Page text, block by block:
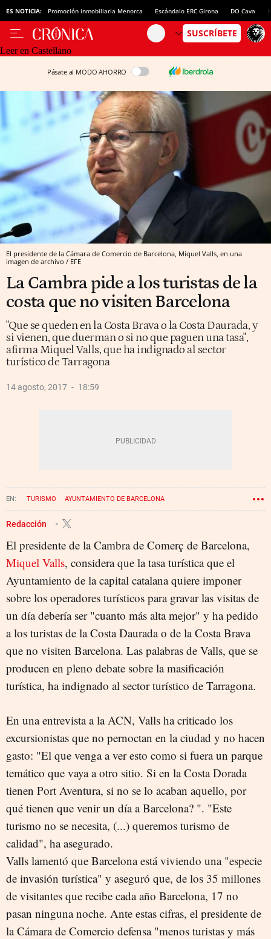
ES NOTICIA: Promoción inmobiliaria Menorca Escándalo ERC Girona DO Cava
Leer en Castellano
Pásate al MODO AHORRO
El presidente de la Cámara de Comercio de Barcelona, Miquel Valls, en una
imagen de archivo / EFE
La Cambra pide a los turistas de la
costa que no visiten Barcelona
"Que se queden en la Costa Brava o la Costa Daurada, y
si vienen, que duerman o si no que paguen una tasa",
afirma Miquel Valls, que ha indignado al sector
turístico de Tarragona
14 agosto, 2017 18:59
TURISMO AYUNTAMIENTO DE BARCELONA
CÁMARA DE COMERCIO DE BARCELONA
TURISMOFOBIA MIQUEL VALLS
Redacción
El presidente de la Cambra de Comerç de Barcelona,
Miquel Valls, considera que la tasa turística que el
Ayuntamiento de la capital catalana quiere imponer
sobre los operadores turísticos para gravar las visitas de
un día debería ser "cuanto más alta mejor" y ha pedido
a los turistas de la Costa Daurada o de la Costa Brava
que no visiten Barcelona. Las palabras de Valls, que se
producen en pleno debate sobre la masificación
turística, ha indignado al sector turístico de Tarragona.
En una entrevista a la ACN, Valls ha criticado los
excursionistas que no pernoctan en la ciudad y no hacen
gasto: "El que venga a ver esto como si fuera un parque
temático que vaya a otro sitio. Si en la Costa Dorada
tienen Port Aventura, si no se lo acaban aquello, por
qué tienen que venir un día a Barcelona? ". "Este
turismo no se necesita, (...) queremos turismo de
calidad", ha asegurado.
Valls lamentó que Barcelona está viviendo una "especie
de invasión turística" y aseguró que, de los 35 millones
de visitantes que recibe cada año Barcelona, 17 no
pasan ninguna noche. Ante estas cifras, el presidente de
la Cámara de Comercio defensa "menos turistas y más